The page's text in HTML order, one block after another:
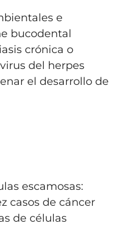
e
bucodental
crónica o
del herpes
el desarrollo de
escamosas:
casos de cáncer
de células